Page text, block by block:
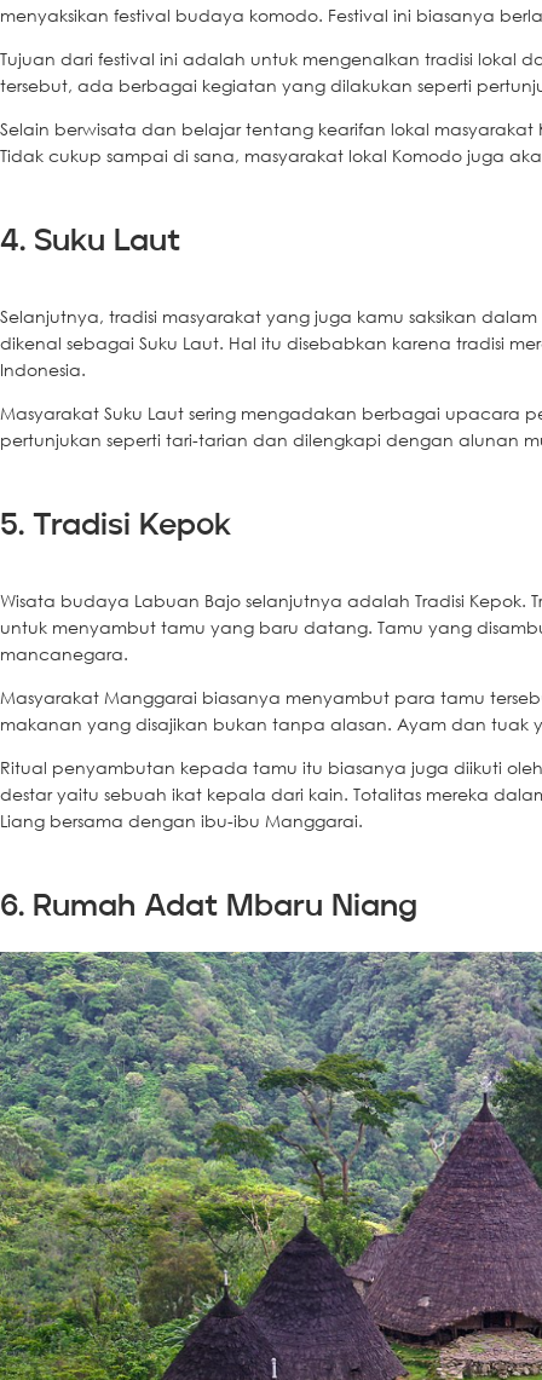
menyaksikan festival budaya komodo. Festival ini biasanya
Tujuan dari festival ini adalah untuk mengenalkan tradisi lokal
tersebut, ada berbagai kegiatan yang dilakukan seperti
Selain berwisata dan belajar tentang kearifan lokal
Tidak cukup sampai di sana, masyarakat lokal Komodo juga
4. Suku Laut
Selanjutnya, tradisi masyarakat yang juga kamu saksikan
dikenal sebagai Suku Laut. Hal itu disebabkan karena tradisi
Indonesia.
Masyarakat Suku Laut sering mengadakan berbagai upacara
pertunjukan seperti tari-tarian dan dilengkapi dengan alunan
5. Tradisi Kepok
Wisata budaya Labuan Bajo selanjutnya adalah Tradisi
untuk menyambut tamu yang baru datang. Tamu yang
mancanegara.
Masyarakat Manggarai biasanya menyambut para tamu
makanan yang disajikan bukan tanpa alasan. Ayam dan tuak
Ritual penyambutan kepada tamu itu biasanya juga diikuti
destar yaitu sebuah ikat kepala dari kain. Totalitas mereka
Liang bersama dengan ibu-ibu Manggarai.
6. Rumah Adat Mbaru Niang